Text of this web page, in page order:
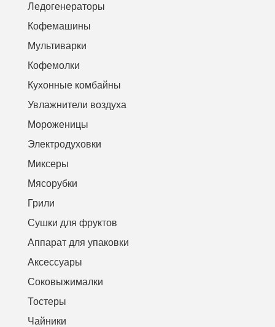
Ледогенераторы
Кофемашины
Мультиварки
Кофемолки
Кухонные комбайны
Увлажнители воздуха
Мороженицы
Электродуховки
Миксеры
Мясорубки
Грили
Сушки для фруктов
Аппарат для упаковки
Аксессуары
Соковыжималки
Тостеры
Чайники